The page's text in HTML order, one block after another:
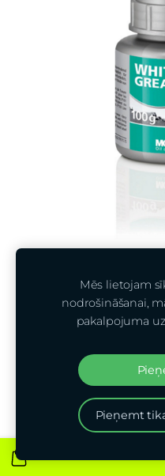
Motorex
Mēs lietojam
nodrošināšanai,
pakalpojuma
Pieņemt